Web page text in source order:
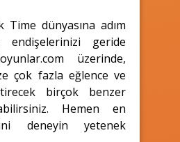
Time dünyasına adım
geride
üzerinde,
çok fazla eğlence ve
birçok benzer
Hemen en
deneyin yetenek